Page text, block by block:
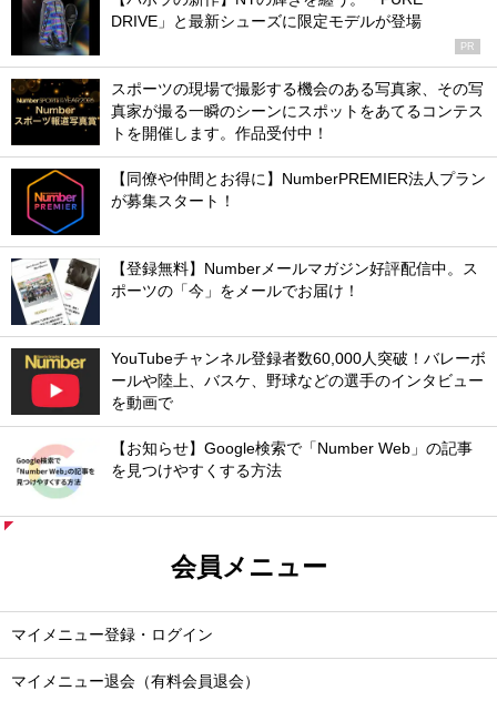
DRIVE」と最新シューズに限定モデルが登場
PR
スポーツの現場で撮影する機会のある写真家、その写
真家が撮る一瞬のシーンにスポットをあてるコンテス
トを開催します。作品受付中！
【同僚や仲間とお得に】NumberPREMIER法人プラン
が募集スタート！
【登録無料】Numberメールマガジン好評配信中。ス
ポーツの「今」をメールでお届け！
YouTubeチャンネル登録者数60,000人突破！バレーボ
ールや陸上、バスケ、野球などの選手のインタビュー
を動画で
【お知らせ】Google検索で「Number Web」の記事
を見つけやすくする方法
会員メニュー
マイメニュー登録・ログイン
マイメニュー退会（有料会員退会）